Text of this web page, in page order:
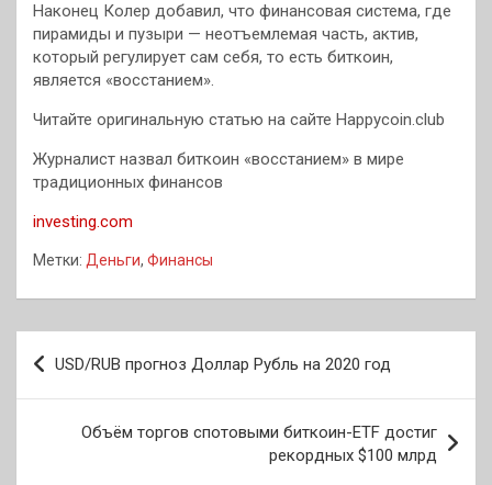
Наконец Колер добавил, что финансовая система, где
пирамиды и пузыри — неотъемлемая часть, актив,
который регулирует сам себя, то есть биткоин,
является «восстанием».
Читайте оригинальную статью на сайте Happycoin.club
Журналист назвал биткоин «восстанием» в мире
традиционных финансов
investing.com
Метки: Деньги, Финансы
Навигация
по
записям
USD/RUB прогноз Доллар Рубль на 2020 год
Объём торгов спотовыми биткоин-ETF достиг
рекордных $100 млрд